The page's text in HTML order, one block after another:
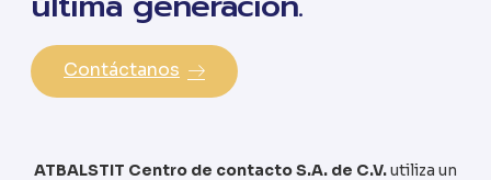
software especializado de Contact Center que permite